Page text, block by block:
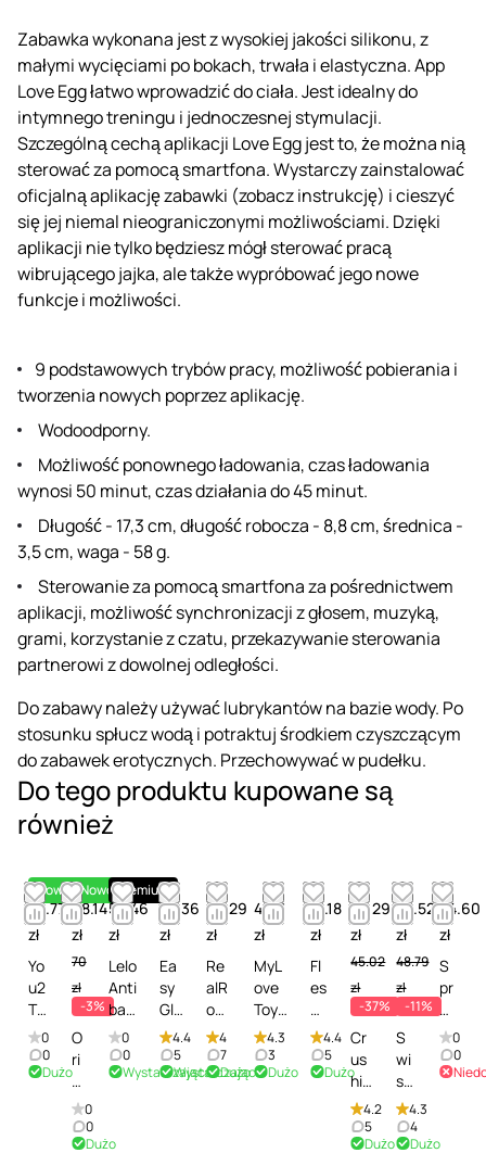
Zabawka wykonana jest z wysokiej jakości silikonu, z
małymi wycięciami po bokach, trwała i elastyczna. App
Love Egg łatwo wprowadzić do ciała. Jest idealny do
intymnego treningu i jednoczesnej stymulacji.
Szczególną cechą aplikacji Love Egg jest to, że można nią
sterować za pomocą smartfona. Wystarczy zainstalować
oficjalną aplikację zabawki (zobacz instrukcję) i cieszyć
się jej niemal nieograniczonymi możliwościami. Dzięki
aplikacji nie tylko będziesz mógł sterować pracą
wibrującego jajka, ale także wypróbować jego nowe
funkcje i możliwości.
9 podstawowych trybów pracy, możliwość pobierania i
tworzenia nowych poprzez aplikację.
Wodoodporny.
Możliwość ponownego ładowania, czas ładowania
wynosi 50 minut, czas działania do 45 minut.
Długość - 17,3 cm, długość robocza - 8,8 cm, średnica -
3,5 cm, waga - 58 g.
Sterowanie za pomocą smartfona za pośrednictwem
aplikacji, możliwość synchronizacji z głosem, muzyką,
grami, korzystanie z czatu, przekazywanie sterowania
partnerowi z dowolnej odległości.
Do zabawy należy używać lubrykantów na bazie wody. Po
stosunku spłucz wodą i potraktuj środkiem czyszczącym
do zabawek erotycznych. Przechowywać w pudełku.
Do tego produktu kupowane są
również
Nowość
48.77
zł
Yo
u2
To
ys
-
Sp
0
0
Dużo
Nowość
68.14
zł
70
zł
-3%
O
ri
o
n
S
p
0
0
Dużo
Premium
54.46
zł
Lelo
Anti
bac
teri
al
Spr
dek
0
0
Wystarczająco
58.36
zł
Ea
sy
Gli
de
Se
nsi
4.4
5
Wystarczająco
49.29
zł
Re
alR
ock
Rev
ive
Rev
4
7
Dużo
41.16
zł
MyL
ove
Toy
Clea
ner
Prof
4.3
3
Dużo
81.18
zł
Fl
es
hli
gh
t
R
4.4
5
Dużo
28.29
zł
45.02
zł
-37%
Cr
us
hio
us
Ero
tic
4.2
5
Dużo
43.52
zł
48.79
zł
-11%
S
wi
ss
Na
vy
To
4.3
4
Dużo
24.60
zł
S
pr
ay
de
zy
nf
ąc
0
0